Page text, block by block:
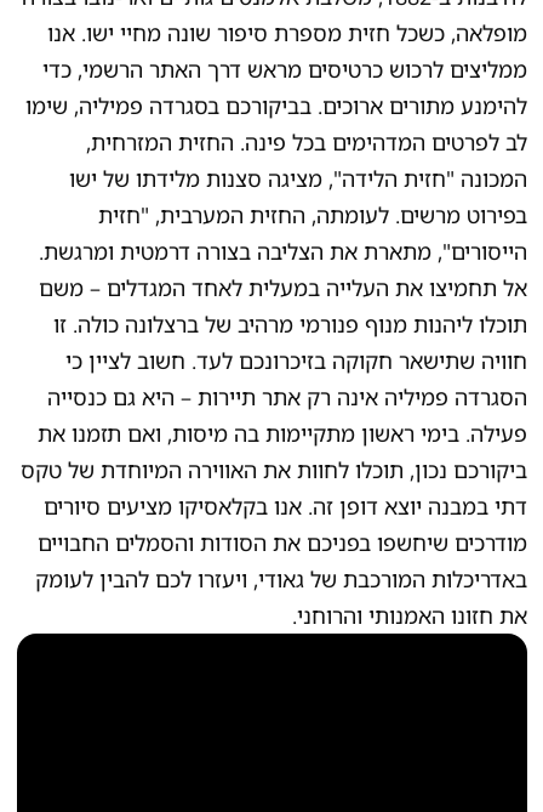
מופלאה, כשכל חזית מספרת סיפור שונה מחיי ישו. אנו
ממליצים לרכוש כרטיסים מראש דרך האתר הרשמי, כדי
להימנע מתורים ארוכים. בביקורכם בסגרדה פמיליה, שימו
לב לפרטים המדהימים בכל פינה. החזית המזרחית,
המכונה "חזית הלידה", מציגה סצנות מלידתו של ישו
בפירוט מרשים. לעומתה, החזית המערבית, "חזית
הייסורים", מתארת את הצליבה בצורה דרמטית ומרגשת.
אל תחמיצו את העלייה במעלית לאחד המגדלים – משם
תוכלו ליהנות מנוף פנורמי מרהיב של ברצלונה כולה. זו
חוויה שתישאר חקוקה בזיכרונכם לעד. חשוב לציין כי
הסגרדה פמיליה אינה רק אתר תיירות – היא גם כנסייה
פעילה. בימי ראשון מתקיימות בה מיסות, ואם תזמנו את
ביקורכם נכון, תוכלו לחוות את האווירה המיוחדת של טקס
דתי במבנה יוצא דופן זה. אנו בקלאסיקו מציעים סיורים
מודרכים שיחשפו בפניכם את הסודות והסמלים החבויים
באדריכלות המורכבת של גאודי, ויעזרו לכם להבין לעומק
את חזונו האמנותי והרוחני.